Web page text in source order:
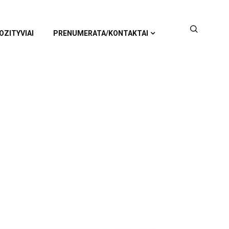
PRENUMERATA/KONTAKTAI